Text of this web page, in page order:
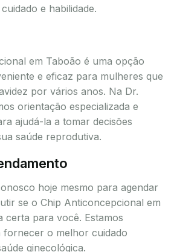
e habilidade.
em Taboão é uma opção
e eficaz para mulheres que
por vários anos. Na Dr.
orientação especializada e
ajudá-la a tomar decisões
saúde reprodutiva.
hoje mesmo para agendar
se o Chip Anticoncepcional em
certa para você. Estamos
fornecer o melhor cuidado
ginecológica.